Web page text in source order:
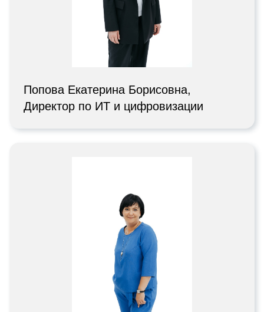
Попова Екатерина Борисовна,
Директор по ИТ и цифровизации